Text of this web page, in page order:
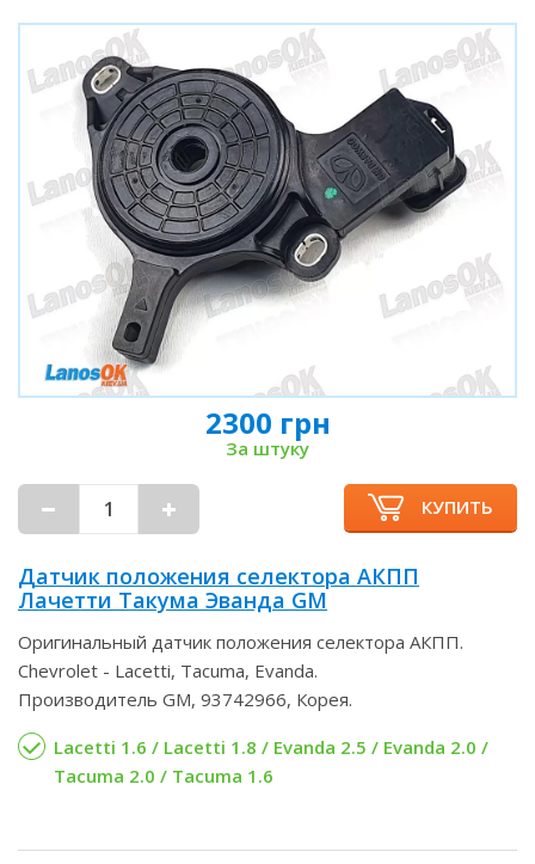
2300 грн
За штуку
КУПИТЬ
Датчик положения селектора АКПП
Лачетти Такума Эванда GM
Оригинальный датчик положения селектора АКПП.
Chevrolet - Lacetti, Tacuma, Evanda.
Производитель GM, 93742966, Корея.
Lacetti 1.6 / Lacetti 1.8 / Evanda 2.5 / Evanda 2.0 /
Tacuma 2.0 / Tacuma 1.6